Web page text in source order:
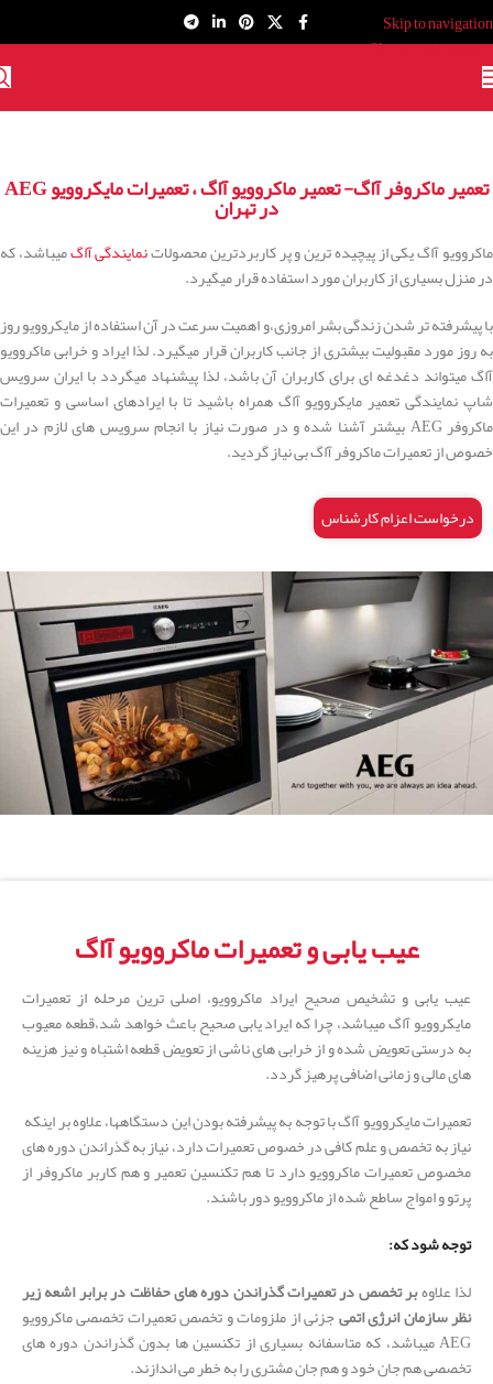
Skip to navigation
Skip to main content
تعمیر ماکروفر آاگ- تعمیر ماکروویو آاگ ، تعمیرات مایکروویو AEG در تهران
ماکروویو آاگ یکی از پیچیده ترین و پر کاربردترین محصولاتنمایندگی آاگمیباشد، که
در منزل بسیاری از کاربران مورد استفاده قرار میگیرد.
با پیشرفته تر شدن زندگی بشر امروزی،و اهمیت سرعت در آن استفاده از مایکروویو روز
به روز مورد مقبولیت بیشتری از جانب کاربران قرار میگیرد. لذا ایراد و خرابی ماکروویو
آاگ میتواند دغدغه ای برای کاربران آن باشد، لذا پیشنهاد میگردد با ایران سرویس
شاپ نمایندگی تعمیر مایکروویو آاگ همراه باشید تا با ایرادهای اساسی و تعمیرات
ماکروفر AEG بیشتر آشنا شده و در صورت نیاز با انجام سرویس های لازم در این
خصوص از تعمیرات ماکروفر آاگ بی نیاز گردید.
درخواست اعزام کارشناس
عیب یابی و تعمیرات ماکروویو آاگ
عیب یابی و تشخیص صحیح ایراد ماکروویو، اصلی ترین مرحله از تعمیرات
مایکروویو آاگ میباشد، چرا که ایراد یابی صحیح باعث خواهد شد،قطعه معیوب
به درستی تعویض شده و از خرابی های ناشی از تعویض قطعه اشتباه و نیز هزینه
های مالی و زمانی اضافی پرهیز گردد.
تعمیرات مایکروویو آاگ با توجه به پیشرفته بودن این دستگاهها، علاوه بر اینکه
نیاز به تخصص و علم کافی در خصوص تعمیرات دارد، نیاز به گذراندن دوره های
مخصوص تعمیرات ماکروویو دارد تا هم تکنسین تعمیر و هم کاربر ماکروفر از
پرتو و امواج ساطع شده از ماکروویو دور باشند.
توجه شود که:
لذا علاوهبر تخصص در تعمیرات گذراندن دوره های حفاظت در برابر اشعه زیر
نظر سازمان انرژی اتمیجزئی از ملزومات و تخصص تعمیرات تخصصی ماکروویو
AEG میباشد، که متاسفانه بسیاری از تکنسین ها بدون گذراندن دوره های
تخصصی هم جان خود و هم جان مشتری را به خطر می اندازند.